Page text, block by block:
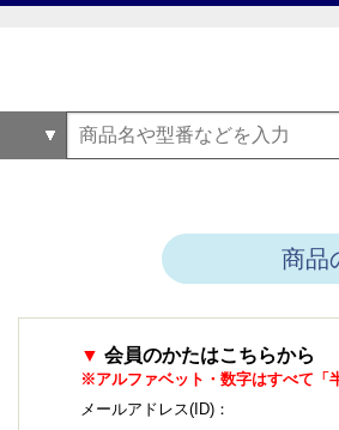
商品
▼ 会員のかたはこちらから
※アルファベット・数字はすべて「
メールアドレス(ID)：